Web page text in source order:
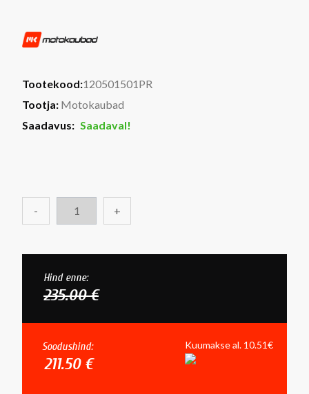
Tootekood:120501501PR
Tootja: Motokaubad
Saadavus: Saadaval!
- +
Hind enne:
235.00 €
Soodushind:
211.50 €
Kuumakse al. 10.51€